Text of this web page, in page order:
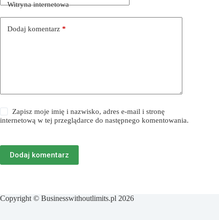
Witryna internetowa
Dodaj komentarz *
Zapisz moje imię i nazwisko, adres e-mail i stronę
internetową w tej przeglądarce do następnego komentowania.
Dodaj komentarz
Copyright © Businesswithoutlimits.pl 2026